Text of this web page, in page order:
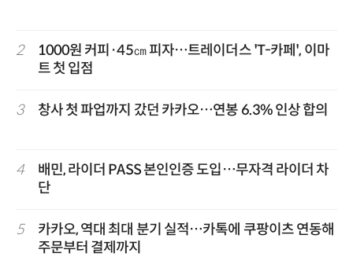
2
1000원 커피·45㎝ 피자…트레이더스 'T-카페', 이마
트 첫 입점
3 창사 첫 파업까지 갔던 카카오…연봉 6.3% 인상 합의
4
배민, 라이더 PASS 본인인증 도입…무자격 라이더 차
단
5
카카오, 역대 최대 분기 실적…카톡에 쿠팡이츠 연동해
주문부터 결제까지